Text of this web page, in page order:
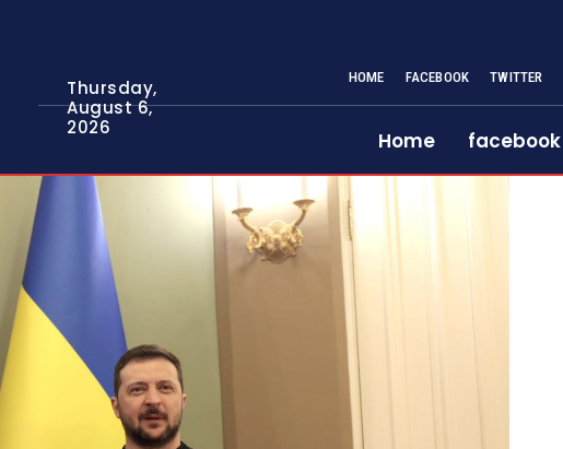
Thursday,
August 6,
2026
HOME FACEBOOK TWITTER
Home facebook